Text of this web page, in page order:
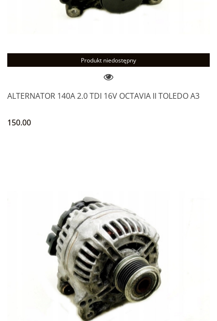
Produkt niedostępny
ALTERNATOR 140A 2.0 TDI 16V OCTAVIA II TOLEDO A3
150.00